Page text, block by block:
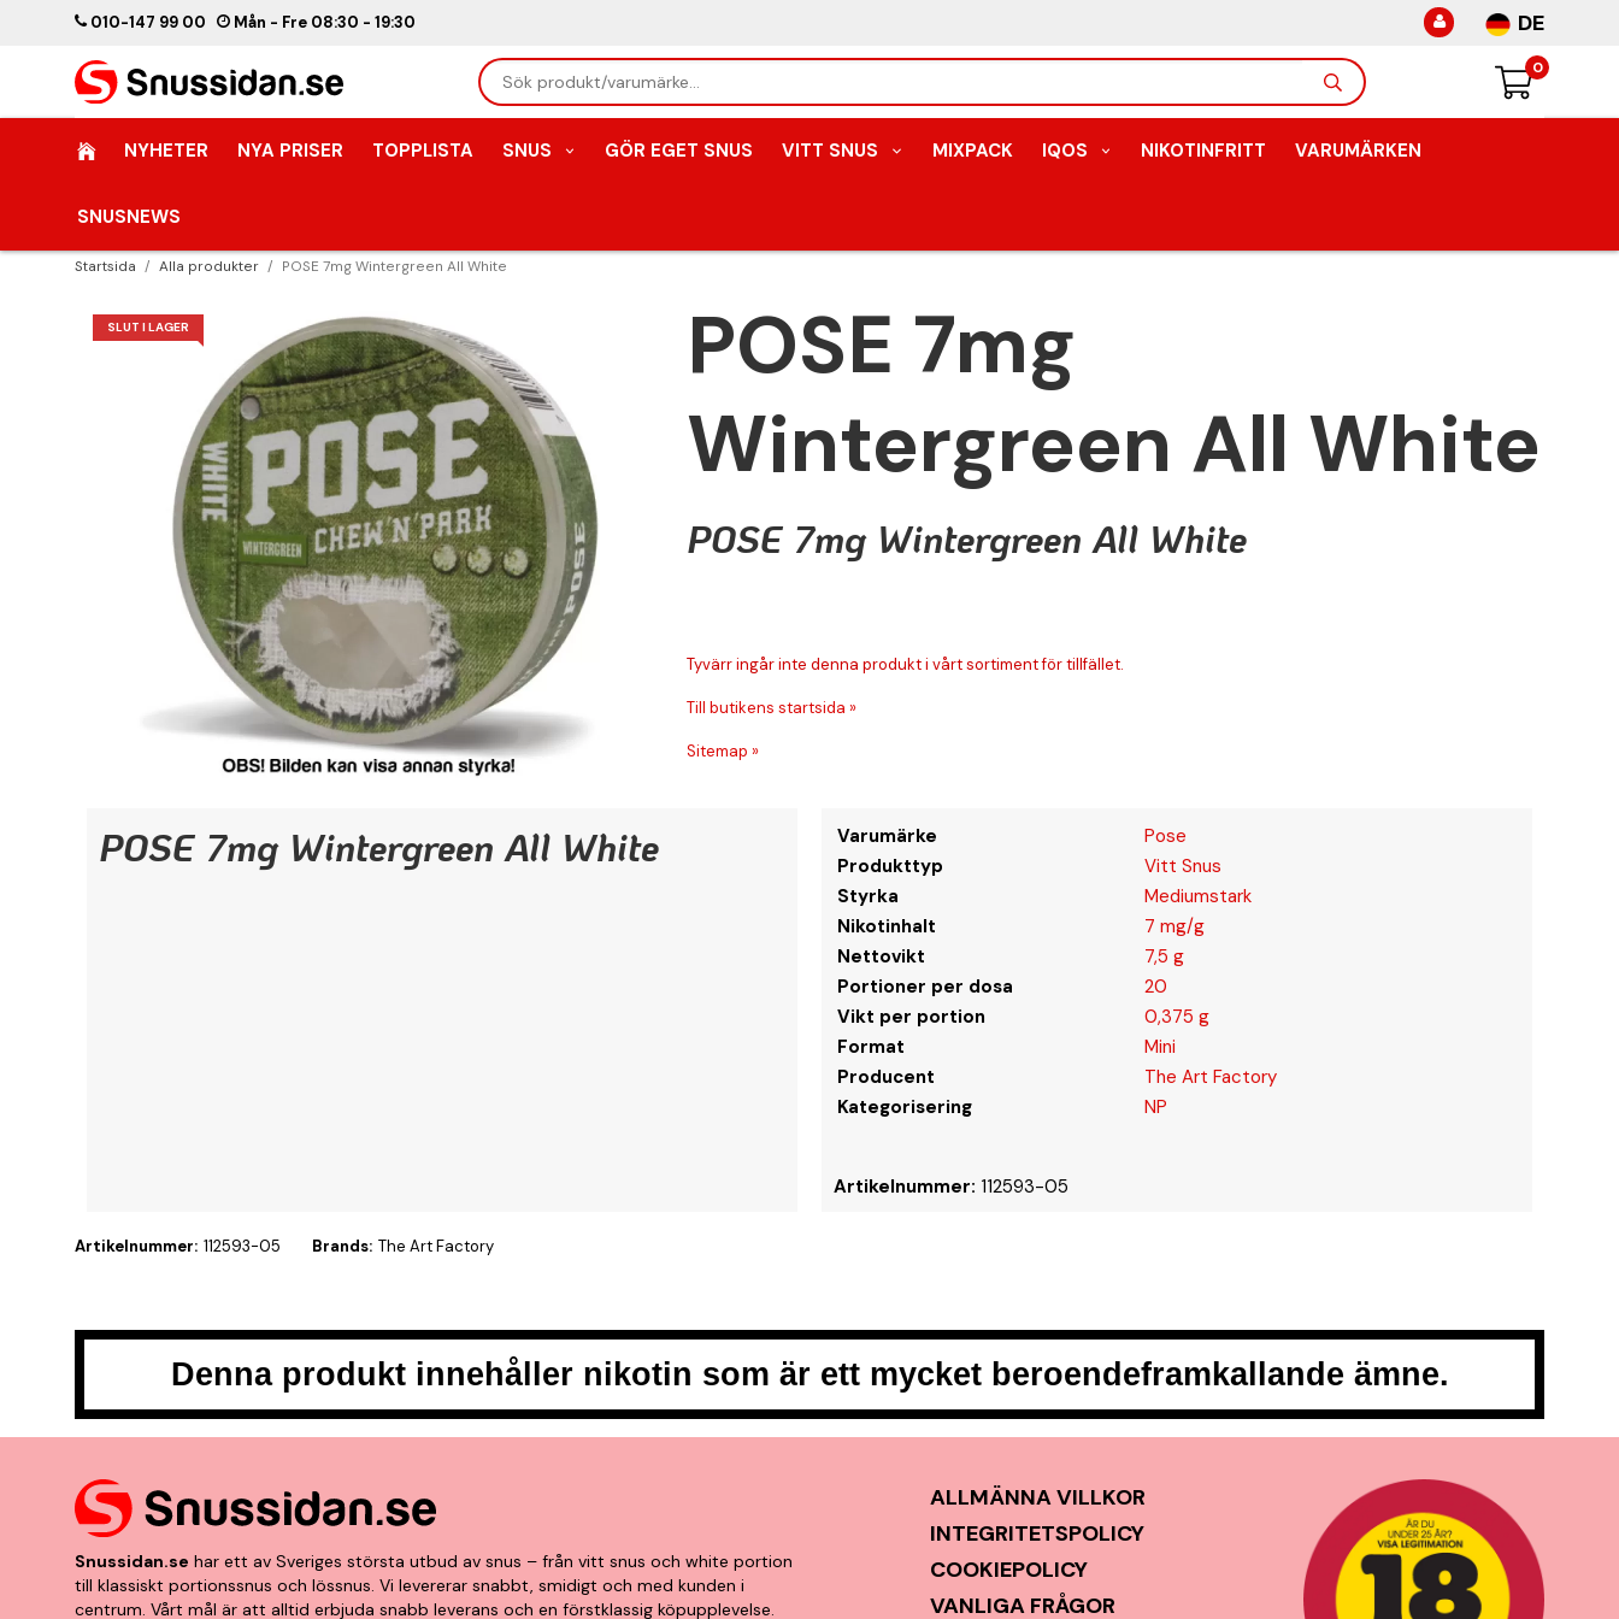
010-147 99 00 Mån - Fre 08:30 - 19:30 DE
0
NYHETER NYA PRISER TOPPLISTA SNUS GÖR EGET SNUS VITT SNUS MIXPACK IQOS NIKOTINFRITT VARUMÄRKEN
SNUSNEWS
Startsida / Alla produkter / POSE 7mg Wintergreen All White
SLUT I LAGER
POSE 7mg
Wintergreen All White
POSE 7mg Wintergreen All White
Tyvärr ingår inte denna produkt i vårt sortiment för tillfället.
Till butikens startsida »
Sitemap »
POSE 7mg Wintergreen All White Varumärke
Pose
Produkttyp
Vitt Snus
Styrka
Mediumstark
Nikotinhalt
7 mg/g
Nettovikt
7,5 g
Portioner per dosa
20
Vikt per portion
0,375 g
Format
Mini
Producent
The Art Factory
Kategorisering
NP
Artikelnummer: 112593-05
Artikelnummer: 112593-05 Brands: The Art Factory
Denna produkt innehåller nikotin som är ett mycket beroendeframkallande ämne.
Snussidan.se har ett av Sveriges största utbud av snus – från vitt snus och white portion
till klassiskt portionssnus och lössnus. Vi levererar snabbt, smidigt och med kunden i
centrum. Vårt mål är att alltid erbjuda snabb leverans och en förstklassig köpupplevelse.
ALLMÄNNA VILLKOR
INTEGRITETSPOLICY
COOKIEPOLICY
VANLIGA FRÅGOR